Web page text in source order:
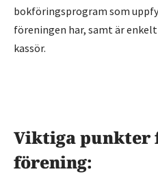
bokföringsprogram som
föreningen har, samt är
kassör.
Viktiga punkter
förening: